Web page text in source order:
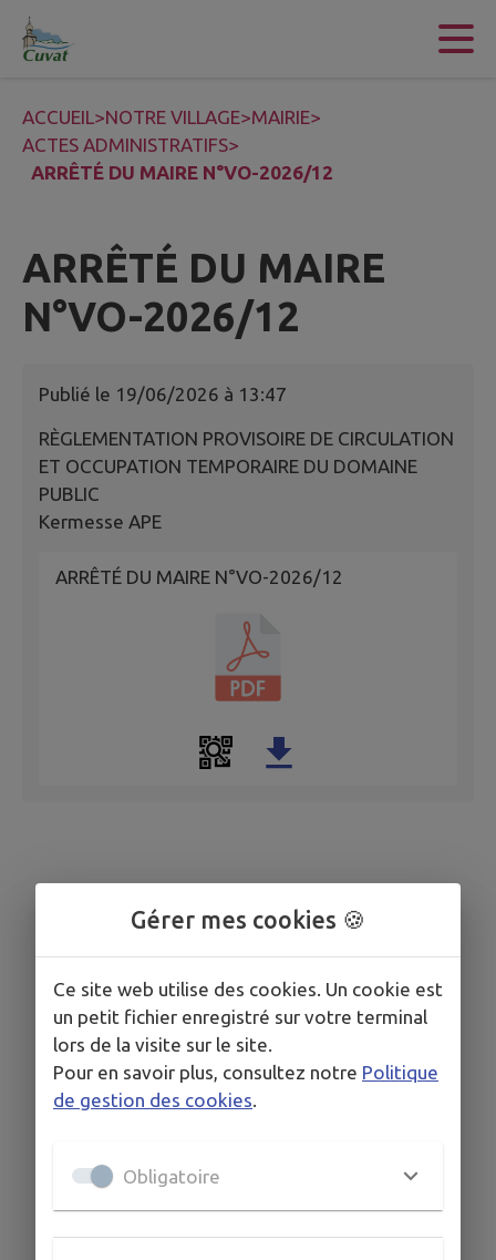
Contenu
ACCUEIL>NOTRE VILLAGE>MAIRIE>
ACTES ADMINISTRATIFS>
ARRÊTÉ DU MAIRE N°VO-2026/12
ARRÊTÉ DU MAIRE
N°VO-2026/12
Publié le 19/06/2026 à 13:47
RÈGLEMENTATION PROVISOIRE DE CIRCULATION
ET OCCUPATION TEMPORAIRE DU DOMAINE
PUBLIC
Kermesse APE
ARRÊTÉ DU MAIRE N°VO-2026/12
Gérer mes cookies 🍪
Ce site web utilise des cookies. Un cookie est
un petit fichier enregistré sur votre terminal
lors de la visite sur le site.
Pour en savoir plus, consultez notre Politique
de gestion des cookies.
Obligatoire